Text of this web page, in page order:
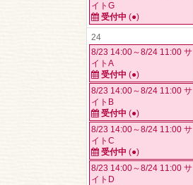
イトG
受付中 (●)
24
8/23 14:00～8/24 11:00 サ
イトA
受付中 (●)
8/23 14:00～8/24 11:00 サ
イトB
受付中 (●)
8/23 14:00～8/24 11:00 サ
イトC
受付中 (●)
8/23 14:00～8/24 11:00 サ
イトD